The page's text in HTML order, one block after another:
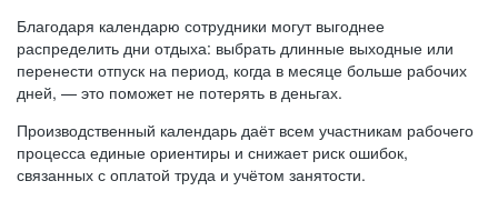
Благодаря календарю сотрудники могут выгоднее
распределить дни отдыха: выбрать длинные выходные или
перенести отпуск на период, когда в месяце больше рабочих
дней, — это поможет не потерять в деньгах.
Производственный календарь даёт всем участникам рабочего
процесса единые ориентиры и снижает риск ошибок,
связанных с оплатой труда и учётом занятости.